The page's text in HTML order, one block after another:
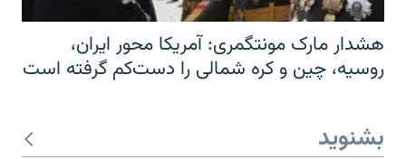
هشدار مارک مونتگمری: آمریکا محور ایران،
روسیه، چین و کره شمالی را دست‌کم گرفته است
بشنوید